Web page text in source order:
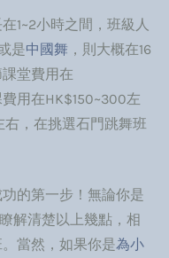
1~2小時之間，班級人
是中國舞 ，則大概在16
堂費用在
用在HK$150~300左
右，在挑選石門跳舞班
的第一步！無論你是
解清楚以上幾點，相
當然，如果你是為小